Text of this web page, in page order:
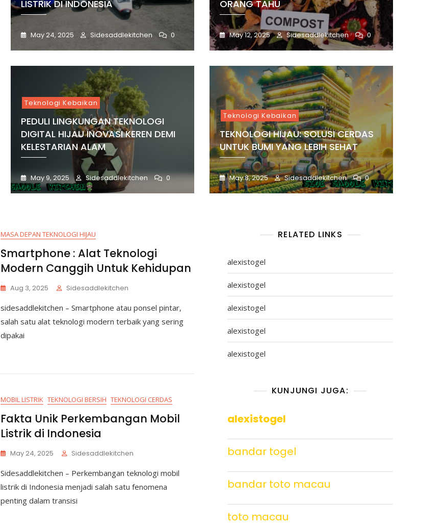
LISTRIK DI INDONESIA
May 24, 2025 Sidesaddlekitchen 0
ORANG TAHU
May 12, 2025 Sidesaddlekitchen 0
Teknologi Kebaikan
PEDULI LINGKUNGAN TEKNOLOGI
DIGITAL HIJAU INOVASI KEREN DEMI
KELESTARIAN ALAM
May 9, 2025 Sidesaddlekitchen 0
Teknologi Kebaikan
TEKNOLOGI HIJAU: SOLUSI CERDAS
UNTUK BUMI YANG LEBIH SEHAT
May 8, 2025 Sidesaddlekitchen 0
MASA DEPAN TEKNOLOGI HIJAU
Smartphone : Alat Teknologi
Modern Canggih Untuk Kehidupan
Aug 3, 2025 Sidesaddlekitchen
sidesaddlekitchen – Smartphone atau ponsel pintar,
salah satu alat teknologi modern terbaik yang sering
dipakai
MOBIL LISTRIK TEKNOLOGI BERSIH TEKNOLOGI CERDAS
Fakta Unik Perkembangan Mobil
Listrik di Indonesia
May 24, 2025 Sidesaddlekitchen
Sidesaddlekitchen – Perkembangan teknologi mobil
listrik di Indonesia menjadi salah satu fenomena
penting dalam transisi
RELATED LINKS
alexistogel
alexistogel
alexistogel
alexistogel
alexistogel
KUNJUNGI JUGA:
alexistogel
bandar togel
bandar toto macau
toto macau